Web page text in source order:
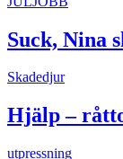
Suck, Nina
Skadedjur
Hjälp –
utpressning